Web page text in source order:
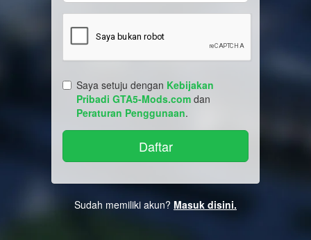
Saya setuju dengan Kebijakan
Pribadi GTA5-Mods.com dan
Peraturan Penggunaan.
Sudah memiliki akun? Masuk disini.